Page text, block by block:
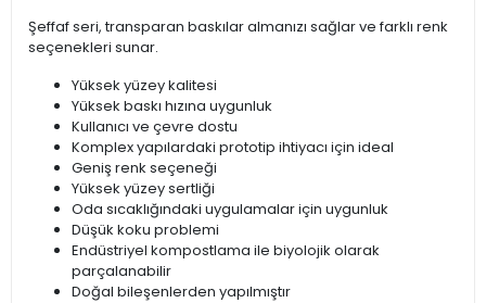
Şeffaf seri, transparan baskılar almanızı sağlar ve farklı renk
seçenekleri sunar.
Yüksek yüzey kalitesi
Yüksek baskı hızına uygunluk
Kullanıcı ve çevre dostu
Komplex yapılardaki prototip ihtiyacı için ideal
Geniş renk seçeneği
Yüksek yüzey sertliği
Oda sıcaklığındaki uygulamalar için uygunluk
Düşük koku problemi
Endüstriyel kompostlama ile biyolojik olarak
parçalanabilir
Doğal bileşenlerden yapılmıştır